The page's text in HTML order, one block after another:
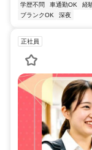
学歴不問
車通勤OK 経
ブランクOK
深夜
正社員